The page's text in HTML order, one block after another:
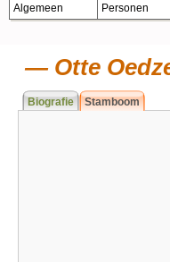
Algemeen Personen
Otte
Biografie Stamboom